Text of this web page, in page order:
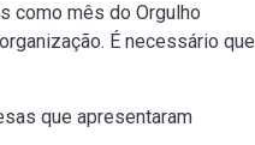
como mês do Orgulho
É necessário que
que apresentaram